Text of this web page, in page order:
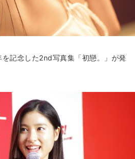
記念した2nd写真集「初戀。」が発